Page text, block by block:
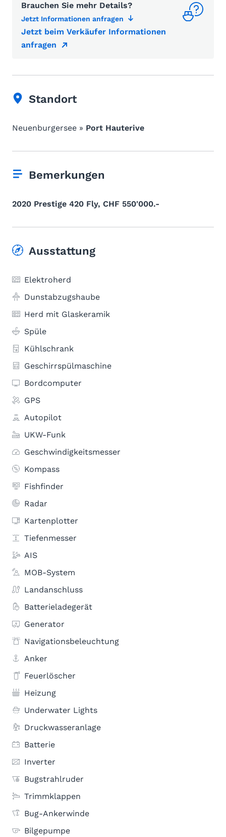
Brauchen Sie mehr Details?
Jetzt Informationen anfragen
Jetzt beim Verkäufer Informationen
anfragen
Standort
Neuenburgersee » Port Hauterive
Bemerkungen
2020 Prestige 420 Fly, CHF 550'000.-
Ausstattung
Elektroherd
Dunstabzugshaube
Herd mit Glaskeramik
Spüle
Kühlschrank
Geschirrspülmaschine
Bordcomputer
GPS
Autopilot
UKW-Funk
Geschwindigkeitsmesser
Kompass
Fishfinder
Radar
Kartenplotter
Tiefenmesser
AIS
MOB-System
Landanschluss
Batterieladegerät
Generator
Navigationsbeleuchtung
Anker
Feuerlöscher
Heizung
Underwater Lights
Druckwasseranlage
Batterie
Inverter
Bugstrahlruder
Trimmklappen
Bug-Ankerwinde
Bilgepumpe